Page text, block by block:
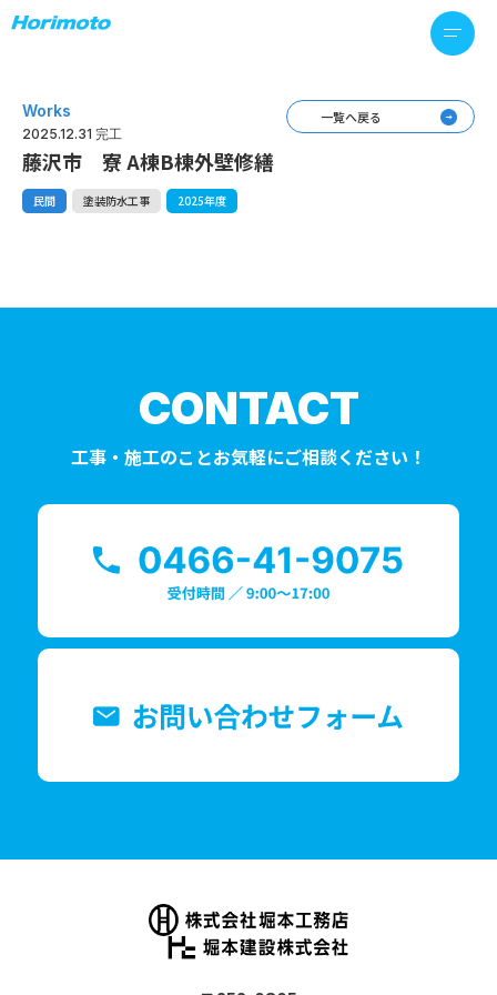
Works
2025.12.31 完工
藤沢市 寮 A棟B棟外壁修繕
民間 塗装防水工事 2025年度
一覧へ戻る
CONTACT
工事・施工のことお気軽にご相談ください！